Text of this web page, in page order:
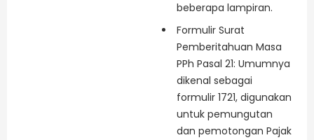
beberapa lampiran.
Formulir Surat
Pemberitahuan Masa
PPh Pasal 21: Umumnya
dikenal sebagai
formulir 1721, digunakan
untuk pemungutan
dan pemotongan Pajak